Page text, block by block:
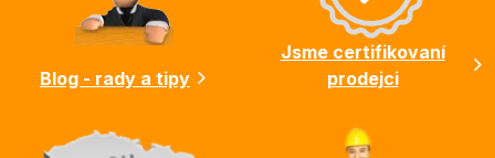
Blog - rady a tipy
Jsme certifikovaní
prodejci